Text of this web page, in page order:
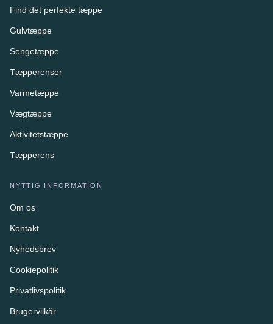
Find det perfekte tæppe
Gulvtæppe
Sengetæppe
Tæpperenser
Varmetæppe
Vægtæppe
Aktivitetstæppe
Tæpperens
NYTTIG INFORMATION
Om os
Kontakt
Nyhedsbrev
Cookiepolitik
Privatlivspolitik
Brugervilkår